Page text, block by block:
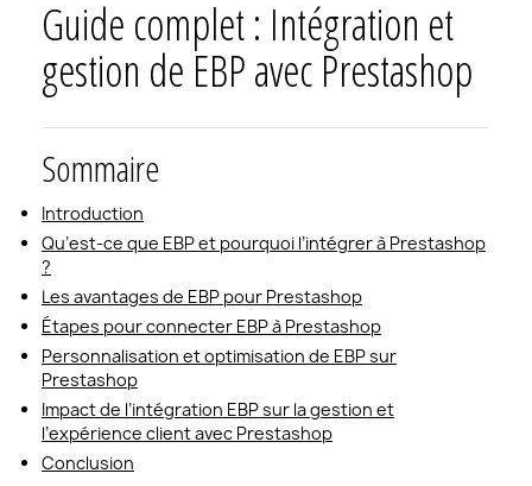
Guide complet : Intégration et
gestion de EBP avec Prestashop
Sommaire
Introduction
Qu’est-ce que EBP et pourquoi l’intégrer à Prestashop
?
Les avantages de EBP pour Prestashop
Étapes pour connecter EBP à Prestashop
Personnalisation et optimisation de EBP sur
Prestashop
Impact de l’intégration EBP sur la gestion et
l’expérience client avec Prestashop
Conclusion